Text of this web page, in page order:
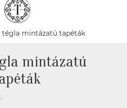
tégla mintázatú tapéták
mintázatú